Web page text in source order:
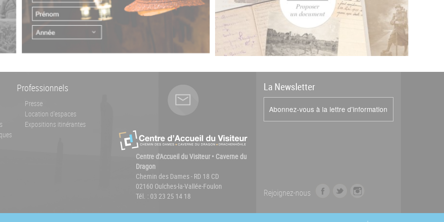
Professionnels
Presse
Location d'espaces
Expositions itinérantes
Centre d'Accueil du Visiteur • Caverne du
Dragon
Chemin des Dames - RD 18 CD
02160 Oulches-la-Vallée-Foulon
Tél. : 03 23 25 14 18
La Newsletter
Abonnez-vous à la lettre d'information
Rejoignez-nous